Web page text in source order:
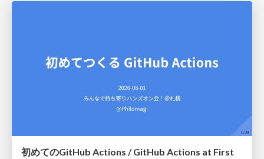
初めてのGitHub Actions / GitHub Actions at First